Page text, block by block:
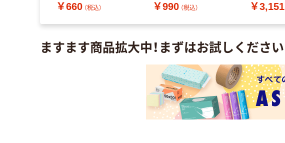
+ミニハンドクリーム 香
￥660 （税込）
セット（6錠：40g×各1
￥990 （税込） ￥3,151
ますます商品拡大中！まずはお試しください